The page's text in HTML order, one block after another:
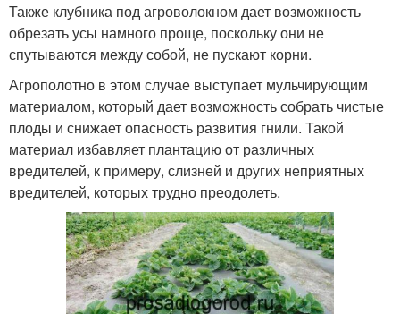
Также клубника под агроволокном дает возможность
обрезать усы намного проще, поскольку они не
спутываются между собой, не пускают корни.
Агрополотно в этом случае выступает мульчирующим
материалом, который дает возможность собрать чистые
плоды и снижает опасность развития гнили. Такой
материал избавляет плантацию от различных
вредителей, к примеру, слизней и других неприятных
вредителей, которых трудно преодолеть.